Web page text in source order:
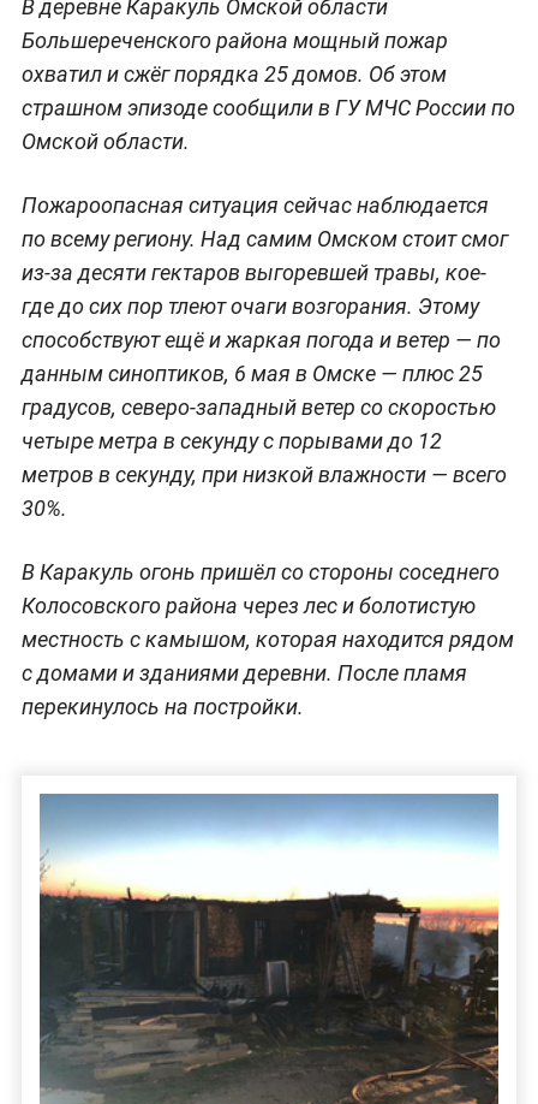
В деревне Каракуль Омской области
Большереченского района мощный пожар
охватил и сжёг порядка 25 домов. Об этом
страшном эпизоде сообщили в ГУ МЧС России по
Омской области.
Пожароопасная ситуация сейчас наблюдается
по всему региону. Над самим Омском стоит смог
из-за десяти гектаров выгоревшей травы, кое-
где до сих пор тлеют очаги возгорания. Этому
способствуют ещё и жаркая погода и ветер — по
данным синоптиков, 6 мая в Омске — плюс 25
градусов, северо-западный ветер со скоростью
четыре метра в секунду с порывами до 12
метров в секунду, при низкой влажности — всего
30%.
В Каракуль огонь пришёл со стороны соседнего
Колосовского района через лес и болотистую
местность с камышом, которая находится рядом
с домами и зданиями деревни. После пламя
перекинулось на постройки.